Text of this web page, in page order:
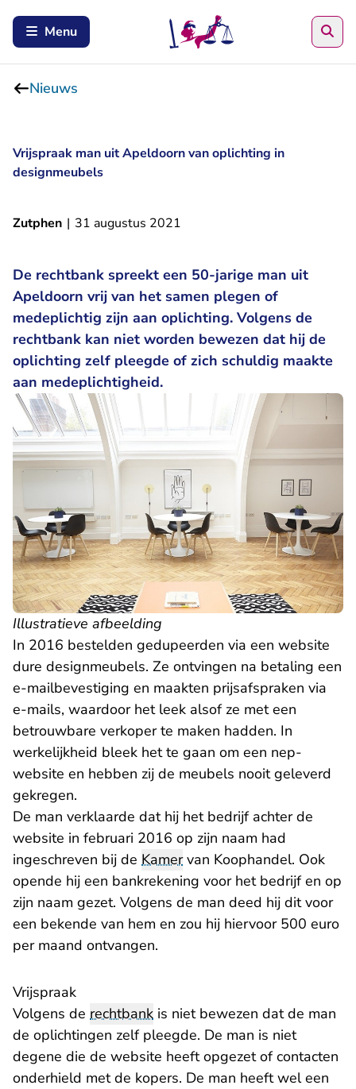
Menu
Nieuws
Vrijspraak man uit Apeldoorn van oplichting in
designmeubels
Zutphen | 31 augustus 2021
De rechtbank spreekt een 50-jarige man uit
Apeldoorn vrij van het samen plegen of
medeplichtig zijn aan oplichting. Volgens de
rechtbank kan niet worden bewezen dat hij de
oplichting zelf pleegde of zich schuldig maakte
aan medeplichtigheid.
Illustratieve afbeelding
In 2016 bestelden gedupeerden via een website
dure designmeubels. Ze ontvingen na betaling een
e-mailbevestiging en maakten prijsafspraken via
e-mails, waardoor het leek alsof ze met een
betrouwbare verkoper te maken hadden. In
werkelijkheid bleek het te gaan om een nep-
website en hebben zij de meubels nooit geleverd
gekregen.
De man verklaarde dat hij het bedrijf achter de
website in februari 2016 op zijn naam had
ingeschreven bij de Kamervan Koophandel. Ook
opende hij een bankrekening voor het bedrijf en op
zijn naam gezet. Volgens de man deed hij dit voor
een bekende van hem en zou hij hiervoor 500 euro
per maand ontvangen.
Vrijspraak
Volgens de rechtbank is niet bewezen dat de man
de oplichtingen zelf pleegde. De man is niet
degene die de website heeft opgezet of contacten
onderhield met de kopers. De man heeft wel een